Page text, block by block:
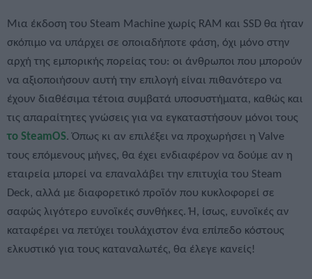
Μια έκδοση του Steam Machine χωρίς RAM και SSD θα ήταν
σκόπιμο να υπάρχει σε οποιαδήποτε φάση, όχι μόνο στην
αρχή της εμπορικής πορείας του: οι άνθρωποι που μπορούν
να αξιοποιήσουν αυτή την επιλογή είναι πιθανότερο να
έχουν διαθέσιμα τέτοια συμβατά υποσυστήματα, καθώς και
τις απαραίτητες γνώσεις για να εγκαταστήσουν μόνοι τους
το SteamOS. Όπως κι αν επιλέξει να προχωρήσει η Valve
τους επόμενους μήνες, θα έχει ενδιαφέρον να δούμε αν η
εταιρεία μπορεί να επαναλάβει την επιτυχία του Steam
Deck, αλλά με διαφορετικό προϊόν που κυκλοφορεί σε
σαφώς λιγότερο ευνοϊκές συνθήκες. Ή, ίσως, ευνοϊκές αν
καταφέρει να πετύχει τουλάχιστον ένα επίπεδο κόστους
ελκυστικό για τους καταναλωτές, θα έλεγε κανείς!